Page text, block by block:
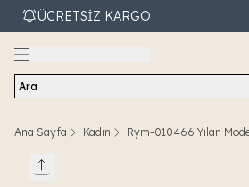
ÜCRETSİZ KARGO
Ara
Ana Sayfa Kadın Rym-010466 Yılan